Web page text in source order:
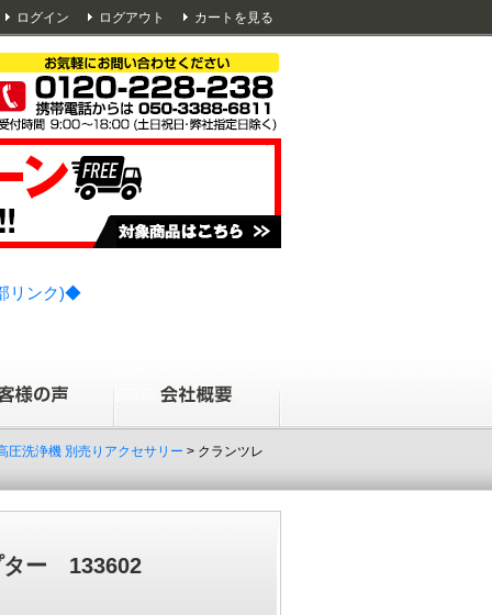
ログイン ログアウト カートを見る
リンク)◆
圧洗浄機 別売りアクセサリー > クランツレ
ター 133602